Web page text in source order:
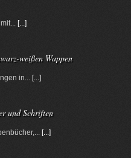
[...]
weißen Wappen
in... [...]
und Schriften
[...]